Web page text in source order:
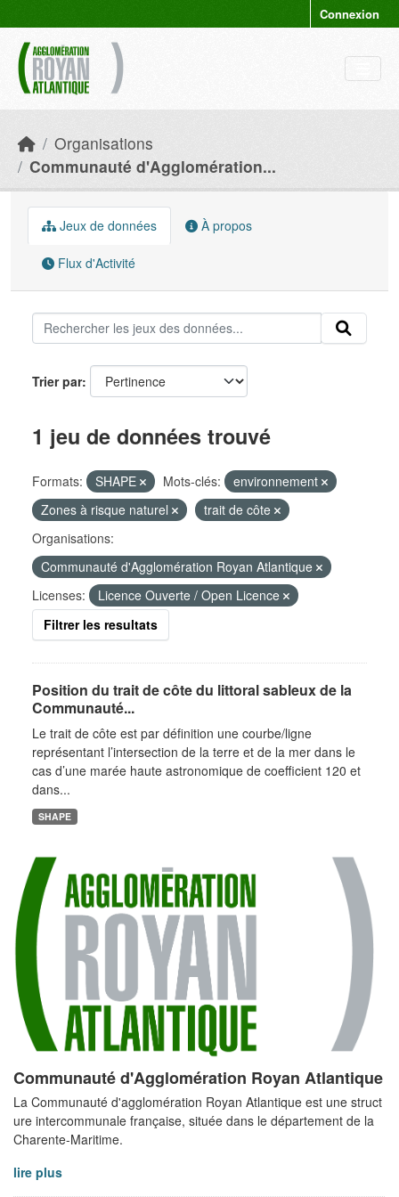
Connexion
Organisations
Communauté d'Agglomération...
Communauté d'Agglomération Royan Atlantique
La Communauté d'agglomération Royan Atlantique est une struct
ure intercommunale française, située dans le département de la
Charente-Maritime.
lire plus
Jeux de données À propos
Flux d'Activité
Trier par
1 jeu de données trouvé
Formats: SHAPE Mots-clés:
environnement
Zones à risque naturel
trait de côte
Organisations:
Communauté d'Agglomération Royan Atlantique
Licenses:
Licence Ouverte / Open Licence
Filtrer les resultats
Position du trait de côte du littoral sableux de la
Communauté...
Le trait de côte est par définition une courbe/ligne
représentant l’intersection de la terre et de la mer dans le
cas d’une marée haute astronomique de coefficient 120 et
dans...
SHAPE